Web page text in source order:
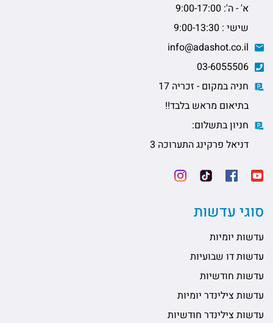
א' - ה': 9:00-17:00
שישי : 9:00-13:30
חניה במקום - זכריה 17
בתיאום מראש בלבד!!
חניון בתשלום:
דניאל פרקינג התערוכה 3
סוגי עדשות
עדשות יומיות
עדשות דו שבועיות
עדשות חודשיות
עדשות צילינדר יומיות
עדשות צילינדר חודשיות